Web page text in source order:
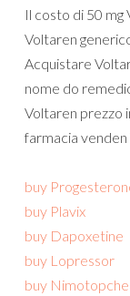
Il costo di 50 mg
Voltaren
Acquistare
nome do
Voltaren prezzo
farmacia
buy
buy Plavix
buy Dapoxetine
buy Lopressor
buy Nimotop